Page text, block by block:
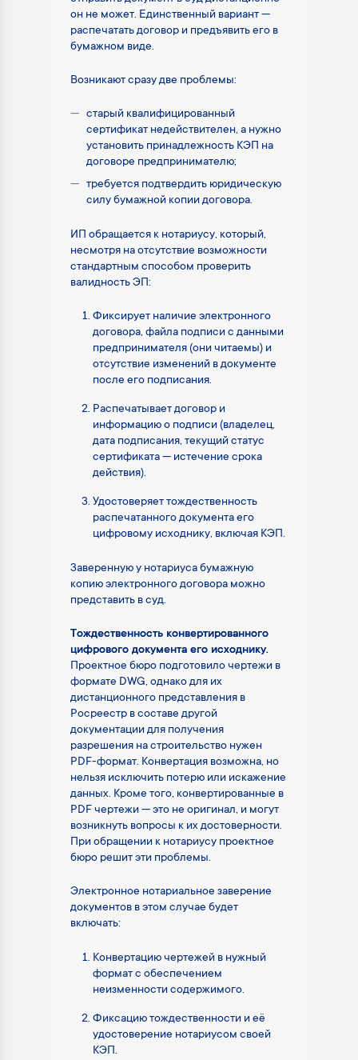
он не может. Единственный вариант —
распечатать договор и предъявить его в
бумажном виде.
Возникают сразу две проблемы:
старый квалифицированный
сертификат недействителен, а нужно
установить принадлежность КЭП на
договоре предпринимателю;
требуется подтвердить юридическую
силу бумажной копии договора.
ИП обращается к нотариусу, который,
несмотря на отсутствие возможности
стандартным способом проверить
валидность ЭП:
Фиксирует наличие электронного
договора, файла подписи с данными
предпринимателя (они читаемы) и
отсутствие изменений в документе
после его подписания.
Распечатывает договор и
информацию о подписи (владелец,
дата подписания, текущий статус
сертификата — истечение срока
действия).
Удостоверяет тождественность
распечатанного документа его
цифровому исходнику, включая КЭП.
Заверенную у нотариуса бумажную
копию электронного договора можно
представить в суд.
Тождественность конвертированного
цифрового документа его исходнику.
Проектное бюро подготовило чертежи в
формате DWG, однако для их
дистанционного представления в
Росреестр в составе другой
документации для получения
разрешения на строительство нужен
PDF-формат. Конвертация возможна, но
нельзя исключить потерю или искажение
данных. Кроме того, конвертированные в
PDF чертежи — это не оригинал, и могут
возникнуть вопросы к их достоверности.
При обращении к нотариусу проектное
бюро решит эти проблемы.
Электронное нотариальное заверение
документов в этом случае будет
включать:
Конвертацию чертежей в нужный
формат с обеспечением
неизменности содержимого.
Фиксацию тождественности и её
удостоверение нотариусом своей
КЭП.